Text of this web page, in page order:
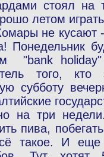
стоял на
летом
не кусают
Понедельник
"bank
того, кто
субботу
на три
пива,
такое. И